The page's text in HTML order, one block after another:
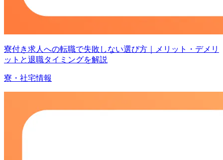
寮付き求人への転職で失敗しない選び方｜メリット・デメリ
ットと退職タイミングを解説
寮・社宅情報